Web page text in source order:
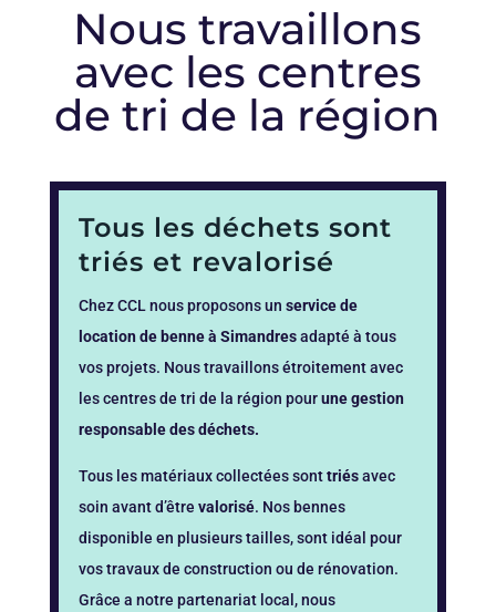
Nous travaillons
avec les centres
de tri de la région
Tous les déchets sont
triés et revalorisé
Chez CCL nous proposons un service de
location de benne à Simandresadapté à tous
vos projets. Nous travaillons étroitement avec
les centres de tri de la région pourune gestion
responsable des déchets.
Tous les matériaux collectées sonttriésavec
soin avant d’être valorisé. Nos bennes
disponible en plusieurs tailles, sont idéal pour
vos travaux de construction ou de rénovation.
Grâce a notre partenariat local, nous